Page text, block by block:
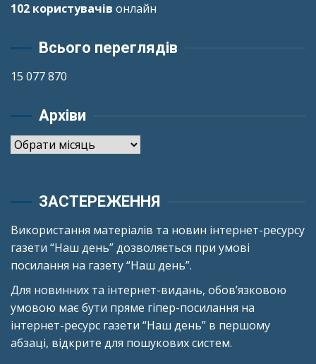
102 користувачів онлайн
Всього переглядів
15 077 870
Архіви
Архіви
ЗАСТЕРЕЖЕННЯ
Використання матеріалів та новин інтернет-ресурсу
газети “Наш день” дозволяється при умові
посилання на газету “Наш день”.
Для новинних та інтернет-видань, обов’язковою
умовою має бути пряме гіпер-посилання на
інтернет-ресурс газети “Наш день” в першому
абзаці, відкрите для пошукових систем.